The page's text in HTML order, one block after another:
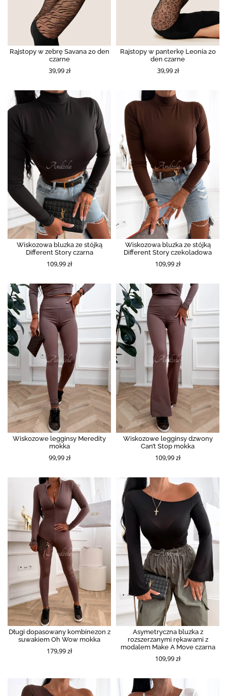
Rajstopy w zebrę Savana 20 den
czarne
39,99 zł
Rajstopy w panterkę Leonia 20
den czarne
39,99 zł
Wiskozowa bluzka ze stójką
Different Story czarna
109,99 zł
Wiskozowa bluzka ze stójką
Different Story czekoladowa
109,99 zł
Wiskozowe legginsy Meredity
mokka
99,99 zł
Wiskozowe legginsy dzwony
Can’t Stop mokka
109,99 zł
Długi dopasowany kombinezon z
suwakiem Oh Wow mokka
179,99 zł
Asymetryczna bluzka z
rozszerzanymi rękawami z
modalem Make A Move czarna
109,99 zł